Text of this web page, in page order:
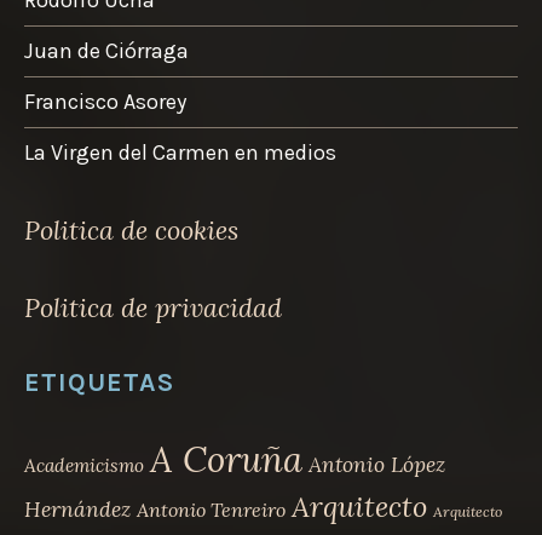
Juan de Ciórraga
Francisco Asorey
La Virgen del Carmen en medios
Politica de cookies
Politica de privacidad
ETIQUETAS
Academicismo A Coruña Antonio López
Hernández Antonio Tenreiro Arquitecto Arquitecto